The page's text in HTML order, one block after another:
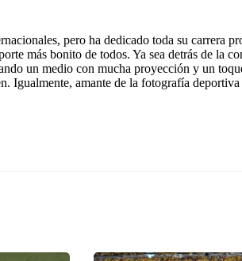
pero ha dedicado toda su carrera
más bonito de todos. Ya sea detrás de la
un medio con mucha proyección y un
Igualmente, amante de la fotografía